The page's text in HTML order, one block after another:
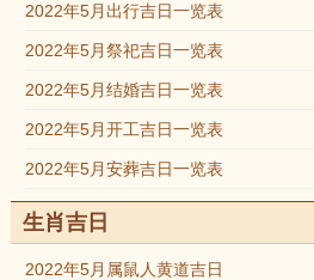
2022年5月出行吉日一览表
2022年5月祭祀吉日一览表
2022年5月结婚吉日一览表
2022年5月开工吉日一览表
2022年5月安葬吉日一览表
生肖吉日
2022年5月属鼠人黄道吉日